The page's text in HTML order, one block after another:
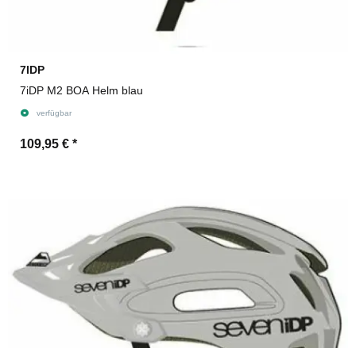
7IDP
7iDP M2 BOA Helm blau
verfügbar
109,95 € *